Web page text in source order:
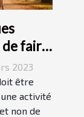
faire
2023
être
activité
non de